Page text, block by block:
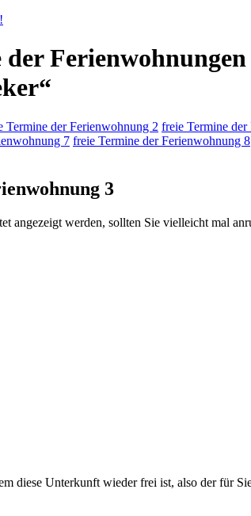
Ferienwohnungen
Termine der Ferienwohnung 2 freie Termine
7 freie Termine der Ferienwohnung 8
3
angezeigt werden, sollten Sie vielleicht mal
diese Unterkunft wieder frei ist, also der für